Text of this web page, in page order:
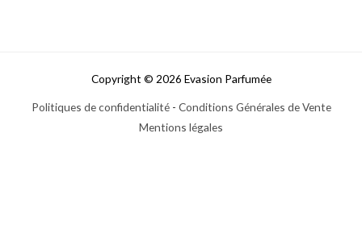
Copyright © 2026 Evasion Parfumée
Politiques de confidentialité- Conditions Générales de Vente
Mentions légales